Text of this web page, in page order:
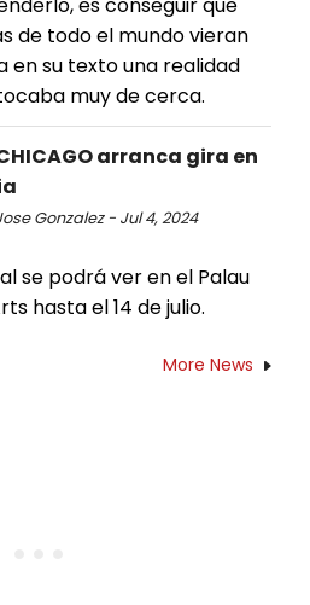
de todo el mundo vieran
en su texto una realidad
muy de cerca.
arranca gira en
Gonzalez - Jul 4, 2024
se podrá ver en el Palau
hasta el 14 de julio.
More News